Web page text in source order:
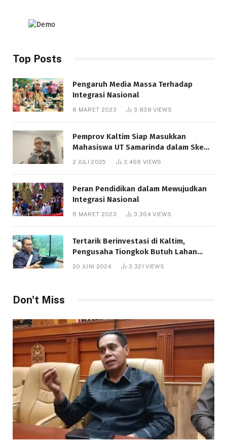
Top Posts
Pengaruh Media Massa Terhadap
Integrasi Nasional
8 MARET 2023 3,838VIEWS
Pemprov Kaltim Siap Masukkan
Mahasiswa UT Samarinda dalam Skema
Bantuan Pendidikan Gratispol
2 JULI 2025 3,468 VIEWS
Peran Pendidikan dalam Mewujudkan
Integrasi Nasional
8 MARET 2023 3,364VIEWS
Tertarik Berinvestasi di Kaltim,
Pengusaha Tiongkok Butuh Lahan
1.000 Hektare
20 JUNI 2024 3,321VIEWS
Don't Miss